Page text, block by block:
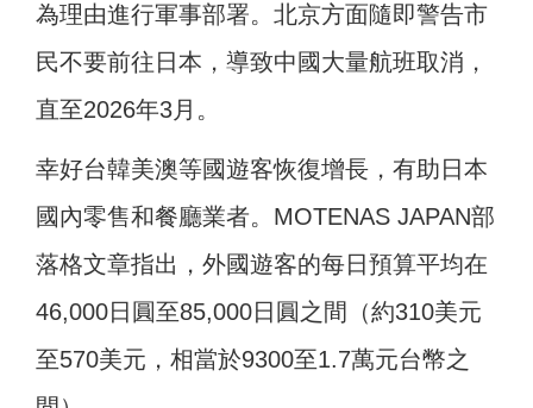
為理由進行軍事部署。北京方面隨即警告市
民不要前往日本，導致中國大量航班取消，
直至2026年3月。
幸好台韓美澳等國遊客恢復增長，有助日本
國內零售和餐廳業者。MOTENAS JAPAN部
落格文章指出，外國遊客的每日預算平均在
46,000日圓至85,000日圓之間（約310美元
至570美元，相當於9300至1.7萬元台幣之